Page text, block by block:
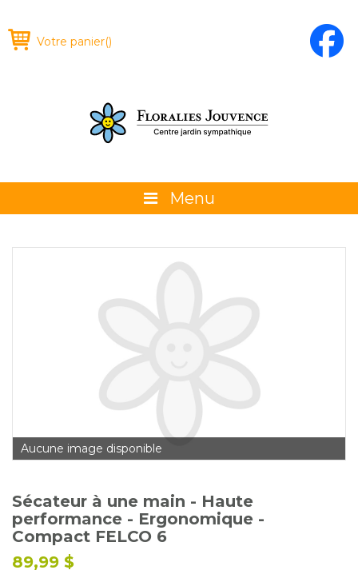
Votre panier()
Menu
La boutique
Promotions et évènements
Calendrier horticole
Emplois
Service à la clientèle
Nous joindre
Aucune image disponible
Sécateur à une main - Haute
performance - Ergonomique -
Compact FELCO 6
89,99 $